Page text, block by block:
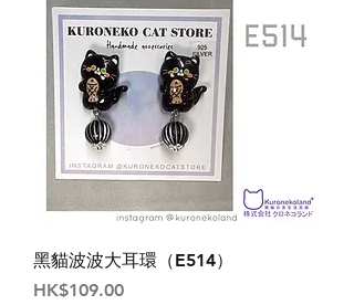
黑貓波波大耳環（E514）
價格
HK$109.00